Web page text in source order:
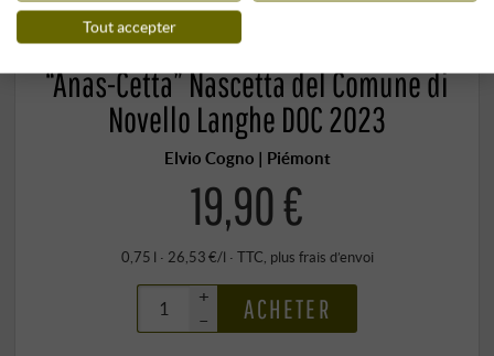
“Anas-Cetta” Nascetta del Comune di
Novello Langhe DOC 2023
Elvio Cogno | Piémont
19,90 €
0,75 l · 26,53 €/l · TTC , plus frais d’envoi
+
–
ACHETER
Tout accepter